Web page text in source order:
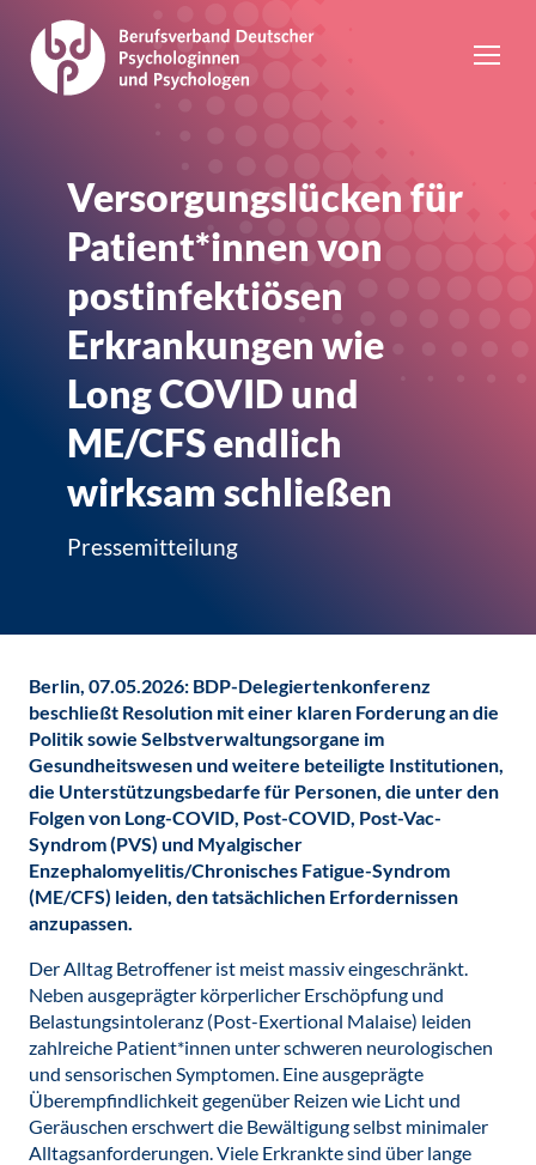
Versorgungslücken für
Patient*innen von
postinfektiösen
Erkrankungen wie
Long COVID und
ME/CFS endlich
wirksam schließen
Pressemitteilung
Berlin, 07.05.2026: BDP-Delegiertenkonferenz
beschließt Resolution mit einer klaren Forderung an die
Politik sowie Selbstverwaltungsorgane im
Gesundheitswesen und weitere beteiligte Institutionen,
die Unterstützungsbedarfe für Personen, die unter den
Folgen von Long-COVID, Post-COVID, Post-Vac-
Syndrom (PVS) und Myalgischer
Enzephalomyelitis/Chronisches Fatigue-Syndrom
(ME/CFS) leiden, den tatsächlichen Erfordernissen
anzupassen.
Der Alltag Betroffener ist meist massiv eingeschränkt.
Neben ausgeprägter körperlicher Erschöpfung und
Belastungsintoleranz (Post-Exertional Malaise) leiden
zahlreiche Patient*innen unter schweren neurologischen
und sensorischen Symptomen. Eine ausgeprägte
Überempfindlichkeit gegenüber Reizen wie Licht und
Geräuschen erschwert die Bewältigung selbst minimaler
Alltagsanforderungen. Viele Erkrankte sind über lange